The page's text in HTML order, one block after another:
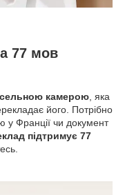
77 мов
камерою , яка
його. Потрібно
у Франції чи документ
підтримує 77